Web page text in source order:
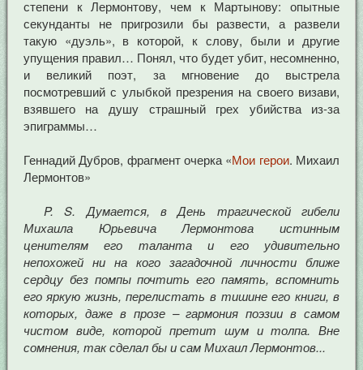
степени к Лермонтову, чем к Мартынову: опытные
секунданты не пригрозили бы развести, а развели
такую «дуэль», в которой, к слову, были и другие
упущения правил… Понял, что будет убит, несомненно,
и великий поэт, за мгновение до выстрела
посмотревший с улыбкой презрения на своего визави,
взявшего на душу страшный грех убийства из-за
эпиграммы…
Геннадий Дубров, фрагмент очерка «Мои герои. Михаил
Лермонтов»
P. S. Думается, в День трагической гибели
Михаила Юрьевича Лермонтова истинным
ценителям его таланта и его удивительно
непохожей ни на кого загадочной личности ближе
сердцу без помпы почтить его память, вспомнить
его яркую жизнь, перелистать в тишине его книги, в
которых, даже в прозе – гармония поэзии в самом
чистом виде, которой претит шум и толпа. Вне
сомнения, так сделал бы и сам Михаил Лермонтов...